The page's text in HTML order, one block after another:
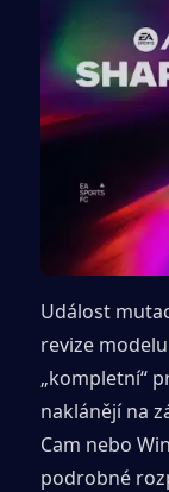
Událost
revize
„kompletní“
naklánějí na
Cam nebo
podrobné